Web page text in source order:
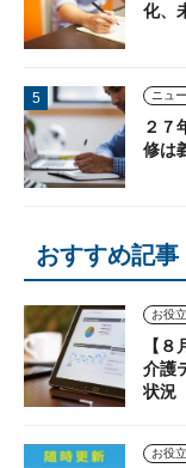
化、
ニュ
２７
修は
おすすめ記事
【
介護
状況